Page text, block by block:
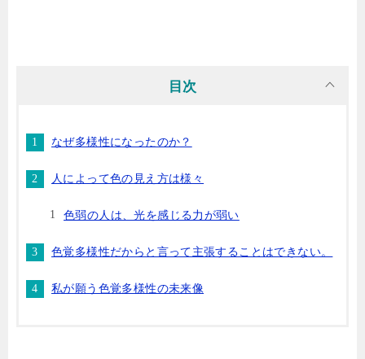
目次
なぜ多様性になったのか？
人によって色の見え方は様々
色弱の人は、光を感じる力が弱い
色覚多様性だからと言って主張することはできない。
私が願う色覚多様性の未来像